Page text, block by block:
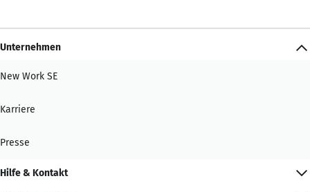
Unternehmen
New Work SE
Karriere
Presse
Hilfe & Kontakt